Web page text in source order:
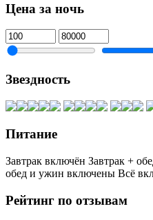
Цена за ночь
Звездность
Питание
Завтрак включён Завтрак +
обед и ужин включены Всё
Рейтинг по отзывам